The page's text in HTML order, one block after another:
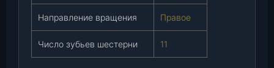
)
ш
Направление вращения Правое
Число зубьев шестерни 11